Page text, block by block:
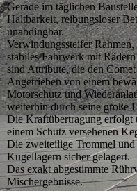
Gerade im täglichen
Haltbarkeit, reibungsloser
unabdingbar.
Verwindungssteifer
stabiles Fahrwerk mit
sind Attribute, die den
Angetrieben von einem
Motorschutz und
weiterhin durch seine große
Die Kraftübertragung erfolgt
einem Schutz versehenen
Die zweiteilige Trommel
Kugellagern sicher gelagert.
Das exakt abgestimmte
Mischergebnisse.